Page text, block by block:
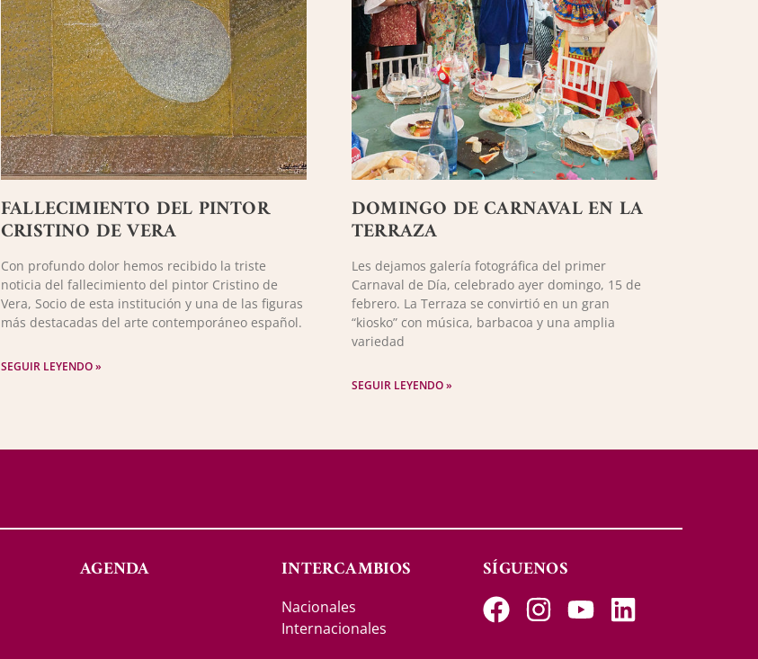
FALLECIMIENTO DEL PINTOR
CRISTINO DE VERA
Con profundo dolor hemos recibido la triste
noticia del fallecimiento del pintor Cristino de
Vera, Socio de esta institución y una de las figuras
más destacadas del arte contemporáneo español.
SEGUIR LEYENDO »
DOMINGO DE CARNAVAL EN LA
TERRAZA
Les dejamos galería fotográfica del primer
Carnaval de Día, celebrado ayer domingo, 15 de
febrero. La Terraza se convirtió en un gran
“kiosko” con música, barbacoa y una amplia
variedad
SEGUIR LEYENDO »
AGENDA INTERCAMBIOS
Nacionales
Internacionales
SÍGUENOS